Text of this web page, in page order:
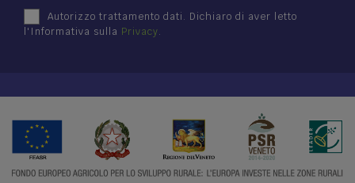
Autorizzo trattamento dati. Dichiaro di aver letto
l'Informativa sulla Privacy.